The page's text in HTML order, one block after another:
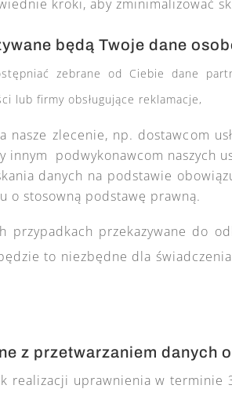
kroki, aby zminimalizować
będą Twoje dane
zebrane od Ciebie dane
lub firmy obsługujące reklamacje,
zlecenie, np. dostawcom
podwykonawcom naszych
danych na podstawie
o stosowną podstawę prawną.
przypadkach przekazywane do
to niezbędne dla
z przetwarzaniem danych
realizacji uprawnienia w